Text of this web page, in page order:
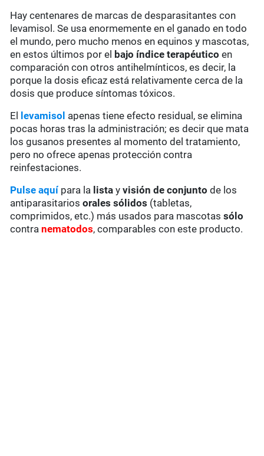
Hay centenares de marcas de desparasitantes con
levamisol. Se usa enormemente en el ganado en todo
el mundo, pero mucho menos en equinos y mascotas,
en estos últimos por el bajo índice terapéutico en
comparación con otros antihelmínticos, es decir, la
porque la dosis eficaz está relativamente cerca de la
dosis que produce síntomas tóxicos.
El
levamisol apenas tiene efecto residual, se elimina
pocas horas tras la administración; es decir que mata
los gusanos presentes al momento del tratamiento,
pero no ofrece apenas protección contra
reinfestaciones.
Pulse aquípara la lista yvisión de conjunto de los
antiparasitariosorales sólidos (tabletas,
comprimidos, etc.) más usados para mascotassólo
contranematodos, comparables con este producto.